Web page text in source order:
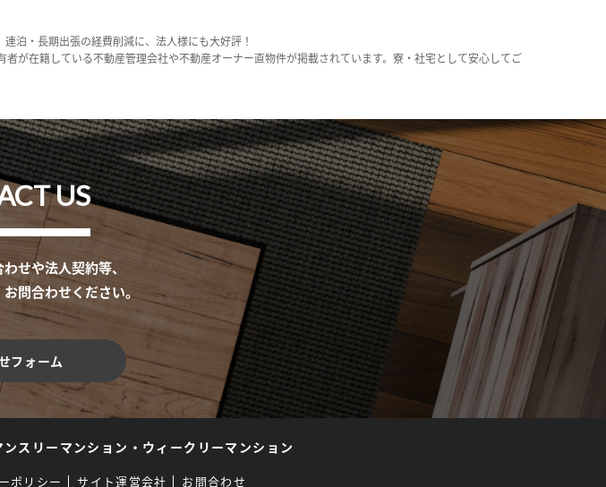
泊・長期出張の経費削減に、法人様にも大好評！
が在籍している不動産管理会社や不動産オーナー直物件が掲載されています。寮・社宅として安心してご
US
せや法人契約等、
問合わせください。
フォーム
ンスリーマンション・ウィークリーマンション
ポリシー サイト運営会社 お問合わせ